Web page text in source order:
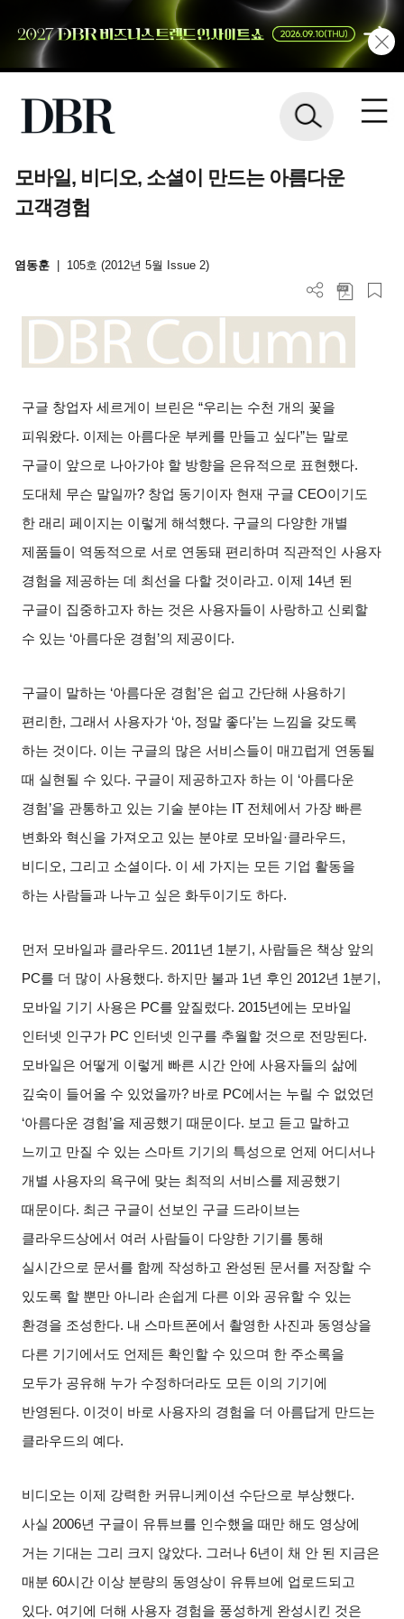
모바일, 비디오, 소셜이 만드는 아름다운
고객경험
염동훈 105호 (2012년 5월 Issue 2)
구글 창업자 세르게이 브린은 “우리는 수천 개의 꽃을
피워왔다. 이제는 아름다운 부케를 만들고 싶다”는 말로
구글이 앞으로 나아가야 할 방향을 은유적으로 표현했다.
도대체 무슨 말일까? 창업 동기이자 현재 구글 CEO이기도
한 래리 페이지는 이렇게 해석했다. 구글의 다양한 개별
제품들이 역동적으로 서로 연동돼 편리하며 직관적인 사용자
경험을 제공하는 데 최선을 다할 것이라고. 이제 14년 된
구글이 집중하고자 하는 것은 사용자들이 사랑하고 신뢰할
수 있는 ‘아름다운 경험’의 제공이다.
구글이 말하는 ‘아름다운 경험’은 쉽고 간단해 사용하기
편리한, 그래서 사용자가 ‘아, 정말 좋다’는 느낌을 갖도록
하는 것이다. 이는 구글의 많은 서비스들이 매끄럽게 연동될
때 실현될 수 있다. 구글이 제공하고자 하는 이 ‘아름다운
경험’을 관통하고 있는 기술 분야는 IT 전체에서 가장 빠른
변화와 혁신을 가져오고 있는 분야로 모바일·클라우드,
비디오, 그리고 소셜이다. 이 세 가지는 모든 기업 활동을
하는 사람들과 나누고 싶은 화두이기도 하다.
먼저 모바일과 클라우드. 2011년 1분기 ,사람들은 책상 앞의
PC를 더 많이 사용했다.하지만 불과 1년 후인 2012년 1분기 ,
모바일 기기 사용은 PC를 앞질렀다. 2015년에는 모바일
인터넷 인구가 PC 인터넷 인구를 추월할 것으로 전망된다.
모바일은 어떻게 이렇게 빠른 시간 안에 사용자들의 삶에
깊숙이 들어올 수 있었을까? 바로 PC에서는 누릴 수 없었던
‘아름다운 경험’을 제공했기 때문이다. 보고 듣고 말하고
느끼고 만질 수 있는 스마트 기기의 특성으로 언제 어디서나
개별 사용자의 욕구에 맞는 최적의 서비스를 제공했기
때문이다. 최근 구글이 선보인 구글 드라이브는
클라우드상에서 여러 사람들이 다양한 기기를 통해
실시간으로 문서를 함께 작성하고 완성된 문서를 저장할 수
있도록 할 뿐만 아니라 손쉽게 다른 이와 공유할 수 있는
환경을 조성한다. 내 스마트폰에서 촬영한 사진과 동영상을
다른 기기에서도 언제든 확인할 수 있으며 한 주소록을
모두가 공유해 누가 수정하더라도 모든 이의 기기에
반영된다. 이것이 바로 사용자의 경험을 더 아름답게 만드는
클라우드의 예다.
비디오는 이제 강력한 커뮤니케이션 수단으로 부상했다.
사실 2006년 구글이 유튜브를 인수했을 때만 해도 영상에
거는 기대는 그리 크지 않았다. 그러나 6년이 채 안 된 지금은
매분 60시간 이상 분량의 동영상이 유튜브에 업로드되고
있다. 여기에 더해 사용자 경험을 풍성하게 완성시킨 것은